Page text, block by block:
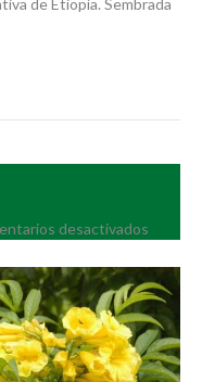
desactivados
stans